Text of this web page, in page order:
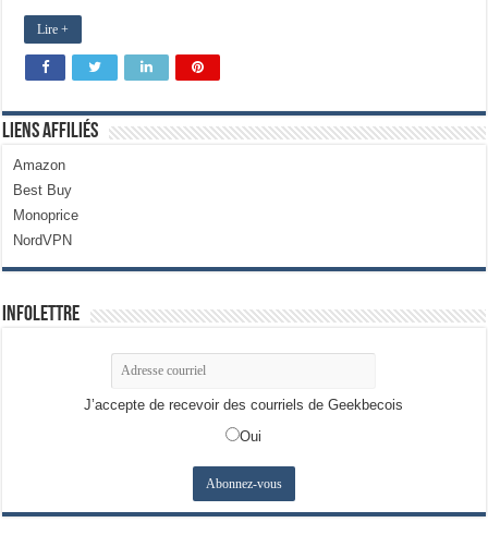
Lire +
Liens Affiliés
Amazon
Best Buy
Monoprice
NordVPN
Infolettre
J’accepte de recevoir des courriels de Geekbecois
Oui